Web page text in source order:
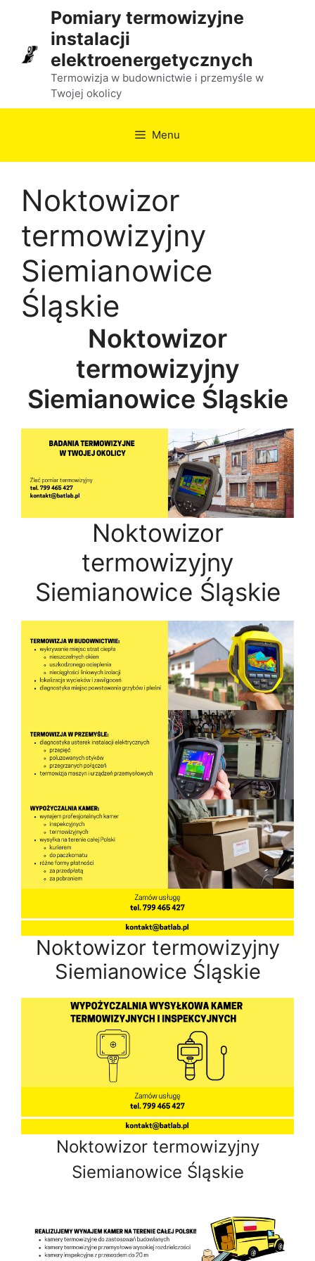
treści
Pomiary termowizyjne
instalacji
elektroenergetycznych
Termowizja w budownictwie i przemyśle w
Twojej okolicy
Menu
Noktowizor
termowizyjny
Siemianowice
Śląskie
Noktowizor
termowizyjny
Siemianowice Śląskie
Noktowizor
termowizyjny
Siemianowice Śląskie
Noktowizor termowizyjny
Siemianowice Śląskie
Noktowizor termowizyjny
Siemianowice Śląskie